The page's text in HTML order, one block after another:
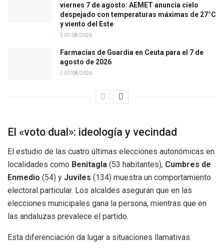
viernes 7 de agosto: AEMET anuncia cielo
despejado con temperaturas máximas de 27°C
y viento del Este
07/08/2026
Farmacias de Guardia en Ceuta para el 7 de
agosto de 2026
07/08/2026
El «voto dual»: ideología y vecindad
El estudio de las cuatro últimas elecciones autonómicas en
localidades como Benitagla (53 habitantes), Cumbres de
Enmedio (54) y Juviles (134) muestra un comportamiento
electoral particular. Los alcaldes aseguran que en las
elecciones municipales gana la persona, mientras que en
las andaluzas prevalece el partido.
Esta diferenciación da lugar a situaciones llamativas: